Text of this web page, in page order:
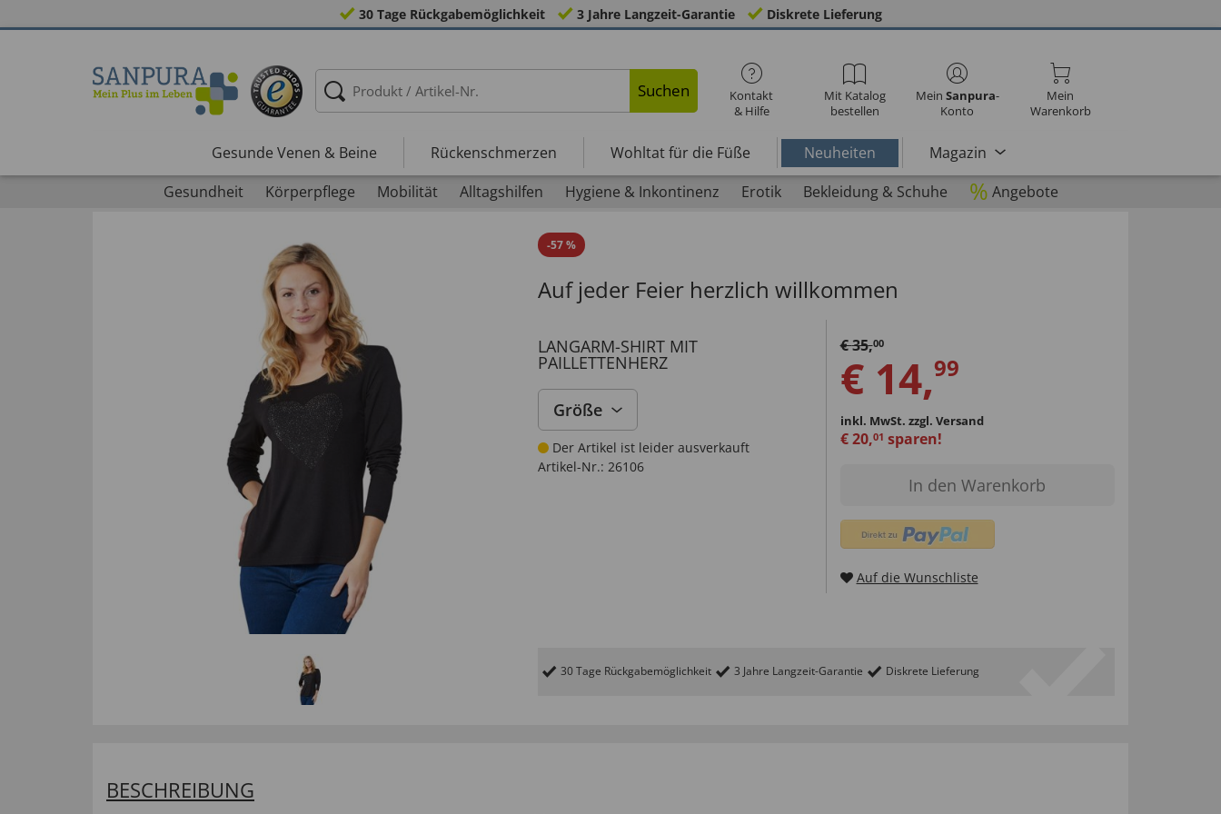
30 Tage Rückgabemöglichkeit 3 Jahre Langzeit-Garantie Diskrete Lieferung
Suchen
Kontakt
& Hilfe
Mit Katalog
bestellen
Mein Sanpura-
Konto
Mein
Warenkorb
Gesunde Venen & Beine Rückenschmerzen Wohltat für die Füße Neuheiten
Magazin
Gesundheit
Körperpflege Mobilität Alltagshilfen Hygiene & Inkontinenz Erotik Bekleidung & Schuhe % Angebote
-57%
Auf jeder Feier herzlich willkommen
LANGARM-SHIRT MIT
PAILLETTENHERZ
Größe
Der Artikel ist leider ausverkauft
Artikel-Nr.: 26106
€35,00
€ 14,99
inkl. MwSt. zzgl. Versand
€20,01 sparen!
In den Warenkorb
Auf die Wunschliste
30 Tage Rückgabemöglichkeit 3 Jahre Langzeit-Garantie Diskrete Lieferung
BESCHREIBUNG